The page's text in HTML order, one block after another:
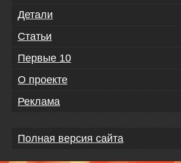
Детали
Статьи
Первые 10
О проекте
Реклама
Полная версия сайта